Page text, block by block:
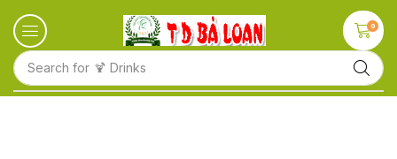
Search for 🍋 Fruits
0